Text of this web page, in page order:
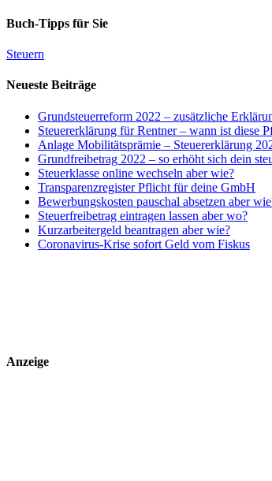
Buch-Tipps für Sie
Steuern
Neueste Beiträge
Grundsteuerreform 2022 – zusätzliche
Steuererklärung für Rentner – wann ist diese
Anlage Mobilitätsprämie – Steuererklärung
Grundfreibetrag 2022 – so erhöht sich dein
Steuerklasse online wechseln aber wie?
Transparenzregister Pflicht für deine GmbH
Bewerbungskosten pauschal absetzen aber
Steuerfreibetrag eintragen lassen aber wo?
Kurzarbeitergeld beantragen aber wie?
Coronavirus-Krise sofort Geld vom Fiskus
Anzeige